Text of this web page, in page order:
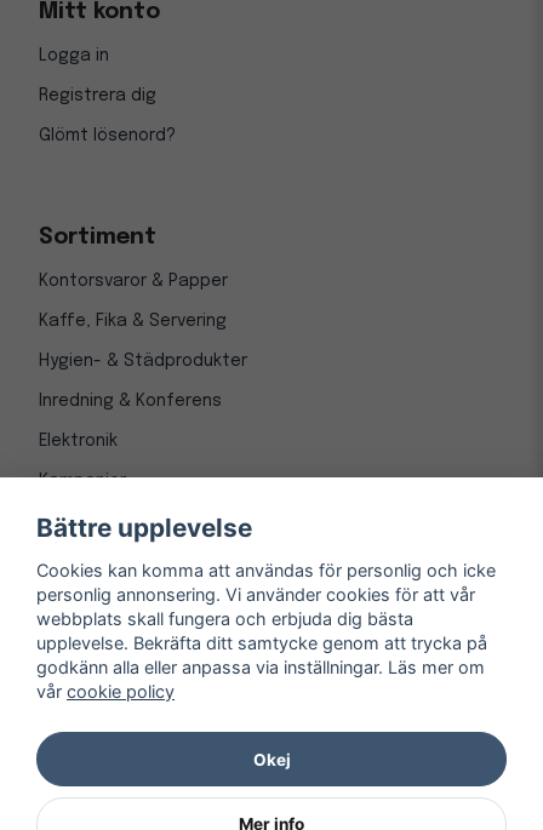
Mitt konto
Logga in
Registrera dig
Glömt lösenord?
Sortiment
Kontorsvaror & Papper
Kaffe, Fika & Servering
Hygien- & Städprodukter
Inredning & Konferens
Elektronik
Kampanjer
© Copyright 1997-2026
Bättre upplevelse
Cookies kan komma att användas för personlig och icke
personlig annonsering. Vi använder cookies för att vår
webbplats skall fungera och erbjuda dig bästa
upplevelse. Bekräfta ditt samtycke genom att trycka på
godkänn alla eller anpassa via inställningar. Läs mer om
vår cookie policy
Okej
Mer info